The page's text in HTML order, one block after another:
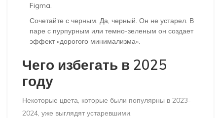
Figma.
Сочетайте с черным. Да, черный. Он не устарел. В
паре с пурпурным или темно-зеленым он создает
эффект «дорогого минимализма».
Чего избегать в 2025
году
Некоторые цвета, которые были популярны в 2023-
2024, уже выглядят устаревшими.